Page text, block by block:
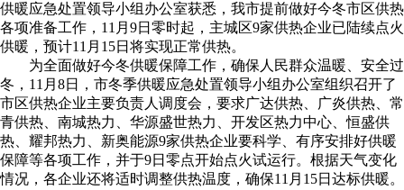
供暖应急处置领导小组办公室获悉，我市提前做好今冬市区供热
各项准备工作，11月9日零时起，主城区9家供热企业已陆续点火
供暖，预计11月15日将实现正常供热。
为全面做好今冬供暖保障工作，确保人民群众温暖、安全过
冬，11月8日，市冬季供暖应急处置领导小组办公室组织召开了
市区供热企业主要负责人调度会，要求广达供热、广炎供热、常
青供热、南城热力、华源盛世热力、开发区热力中心、恒盛供
热、耀邦热力、新奥能源9家供热企业要科学、有序安排好供暖
保障等各项工作，并于9日零点开始点火试运行。根据天气变化
情况，各企业还将适时调整供热温度，确保11月15日达标供暖。